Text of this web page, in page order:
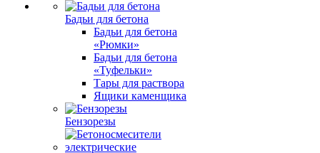
Бадьи для бетона
Бадьи для бетона
«Рюмки»
Бадьи для бетона
«Туфельки»
Тары для раствора
Ящики каменщика
Бензорезы